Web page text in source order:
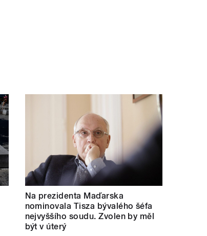
Na prezidenta Maďarska
nominovala Tisza bývalého šéfa
nejvyššího soudu. Zvolen by měl
být v úterý